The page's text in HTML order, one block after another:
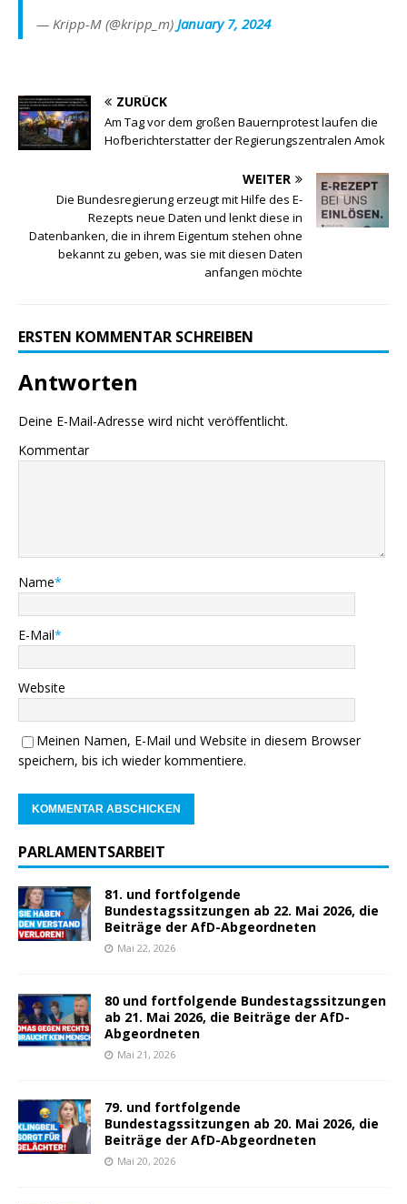
— Kripp-M (@kripp_m) January 7, 2024
ZURÜCK
Am Tag vor dem großen Bauernprotest laufen die
Hofberichterstatter der Regierungszentralen Amok
WEITER
Die Bundesregierung erzeugt mit Hilfe des E-
Rezepts neue Daten und lenkt diese in
Datenbanken, die in ihrem Eigentum stehen ohne
bekannt zu geben, was sie mit diesen Daten
anfangen möchte
ERSTEN KOMMENTAR SCHREIBEN
Antworten
Deine E-Mail-Adresse wird nicht veröffentlicht.
Kommentar
Name*
E-Mail*
Website
Meinen Namen, E-Mail und Website in diesem Browser
speichern, bis ich wieder kommentiere.
PARLAMENTSARBEIT
81. und fortfolgende
Bundestagssitzungen ab 22. Mai 2026, die
Beiträge der AfD-Abgeordneten
Mai 22, 2026
80 und fortfolgende Bundestagssitzungen
ab 21. Mai 2026, die Beiträge der AfD-
Abgeordneten
Mai 21, 2026
79. und fortfolgende
Bundestagssitzungen ab 20. Mai 2026, die
Beiträge der AfD-Abgeordneten
Mai 20, 2026